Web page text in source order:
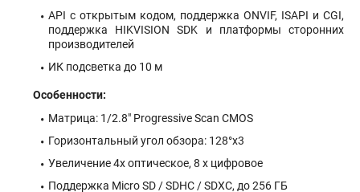
API с открытым кодом, поддержка ONVIF, ISAPI и CGI,
поддержка HIKVISION SDK и платформы сторонних
производителей
ИК подсветка до 10 м
Особенности:
Матрица: 1/2.8" Progressive Scan CMOS
Горизонтальный угол обзора: 128°x3
Увеличение 4х оптическое, 8 x цифровое
Поддержка Micro SD / SDHC / SDXC, до 256 ГБ